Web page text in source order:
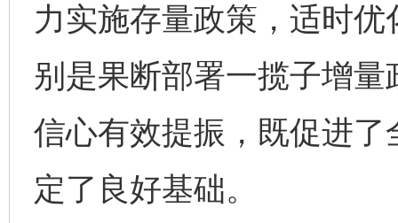
力实施存量政策，适时
别是果断部署一揽子增
信心有效提振，既促进
定了良好基础。